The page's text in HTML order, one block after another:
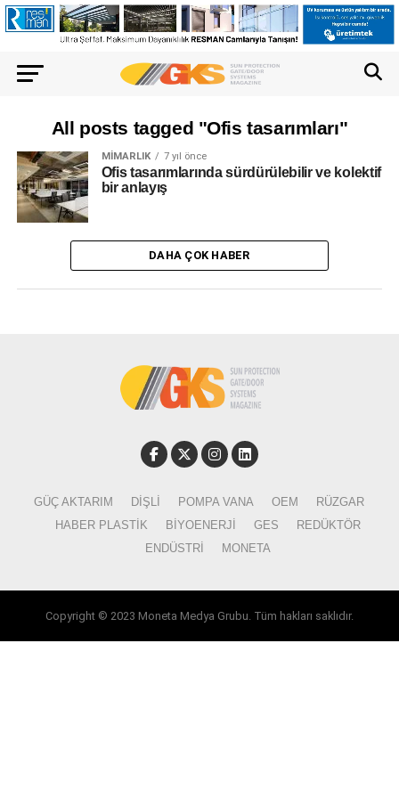
All posts tagged "Ofis tasarımları"
MIMARLIK 7 yıl önce
Ofis tasarımlarında sürdürülebilir ve kolektif
bir anlayış
DAHA ÇOK HABER
GÜÇ AKTARIM DIŞLI POMPA VANA OEM
RÜZGAR
HABER PLASTIK
BIYOENERJI GES
REDÜKTÖR
ENDÜSTRI
MONETA
Copyright © 2023 Moneta Medya Grubu. Tüm hakları saklıdır.